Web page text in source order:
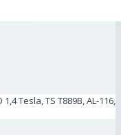
Tesla, TS T889В, AL-116,